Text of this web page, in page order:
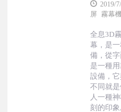
2019/
屏
霧幕機
全息3D
幕，
備，從
是一種
設備
不同就是
人一種
刻的印